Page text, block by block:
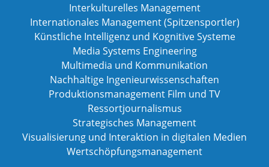
Interkulturelles Management
Internationales Management (Spitzensportler)
Künstliche Intelligenz und Kognitive Systeme
Media Systems Engineering
Multimedia und Kommunikation
Nachhaltige Ingenieurwissenschaften
Produktionsmanagement Film und TV
Ressortjournalismus
Strategisches Management
Visualisierung und Interaktion in digitalen Medien
Wertschöpfungsmanagement